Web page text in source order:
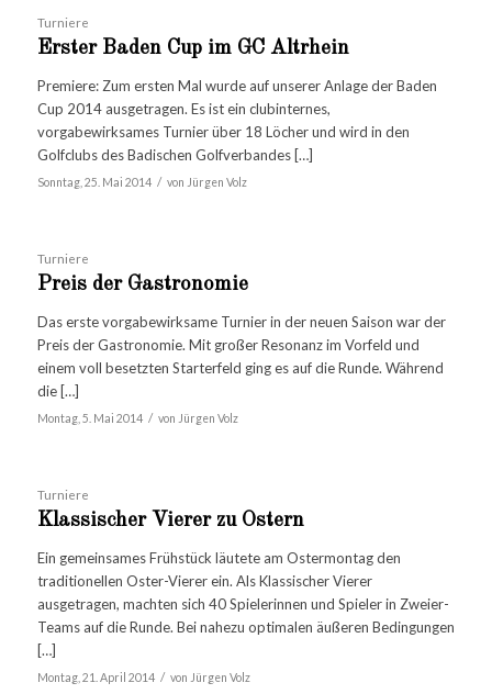
Turniere
Erster Baden Cup im GC Altrhein
Premiere: Zum ersten Mal wurde auf unserer Anlage der Baden
Cup 2014 ausgetragen. Es ist ein clubinternes,
vorgabewirksames Turnier über 18 Löcher und wird in den
Golfclubs des Badischen Golfverbandes […]
Sonntag, 25. Mai 2014 / von Jürgen Volz
Turniere
Preis der Gastronomie
Das erste vorgabewirksame Turnier in der neuen Saison war der
Preis der Gastronomie. Mit großer Resonanz im Vorfeld und
einem voll besetzten Starterfeld ging es auf die Runde. Während
die […]
Montag, 5. Mai 2014 / von Jürgen Volz
Turniere
Klassischer Vierer zu Ostern
Ein gemeinsames Frühstück läutete am Ostermontag den
traditionellen Oster-Vierer ein. Als Klassischer Vierer
ausgetragen, machten sich 40 Spielerinnen und Spieler in Zweier-
Teams auf die Runde. Bei nahezu optimalen äußeren Bedingungen
[…]
Montag, 21. April 2014 / von Jürgen Volz